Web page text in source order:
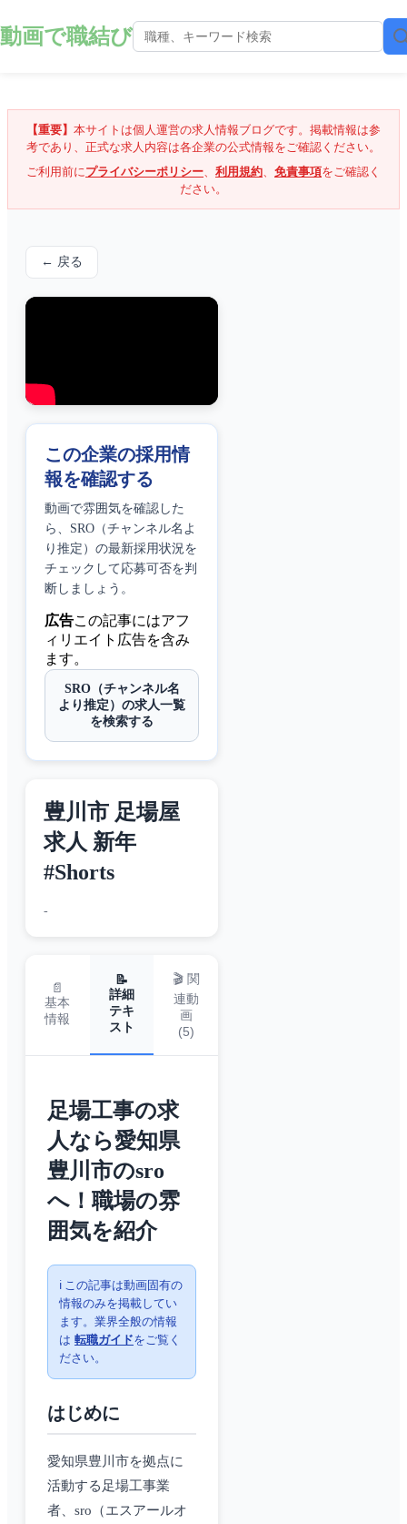
動画で職結び
【重要】 本サイトは個人運営の求人情報ブログです。掲載情報は参
考であり、正式な求人内容は各企業の公式情報をご確認ください。
ご利用前にプライバシーポリシー、 利用規約、 免責事項をご確認く
ださい。
← 戻る
この企業の採用情
報を確認する
動画で雰囲気を確認した
ら、 SRO（チャンネル名よ
り推定） の最新採用状況を
チェックして応募可否を判
断しましょう。
広告この記事にはアフ
ィリエイト広告を含み
ます。
SRO（チャンネル名
より推定）の求人一覧
を検索する
豊川市 足場屋
求人 新年
#Shorts
-
📄
基本
情報
📝
詳細
テキ
スト
🎬 関
連動
画
(5)
足場工事の求
人なら愛知県
豊川市のsro
へ！職場の雰
囲気を紹介
ℹ️ この記事は動画固有の
情報のみを掲載してい
ます。業界全般の情報
は 転職ガイドをご覧く
ださい。
はじめに
愛知県豊川市を拠点に
活動する足場工事業
者、sro（エスアールオ